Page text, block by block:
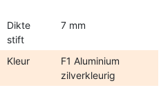
Dikte
stift
7 mm
Kleur
F1 Aluminium
zilverkleurig